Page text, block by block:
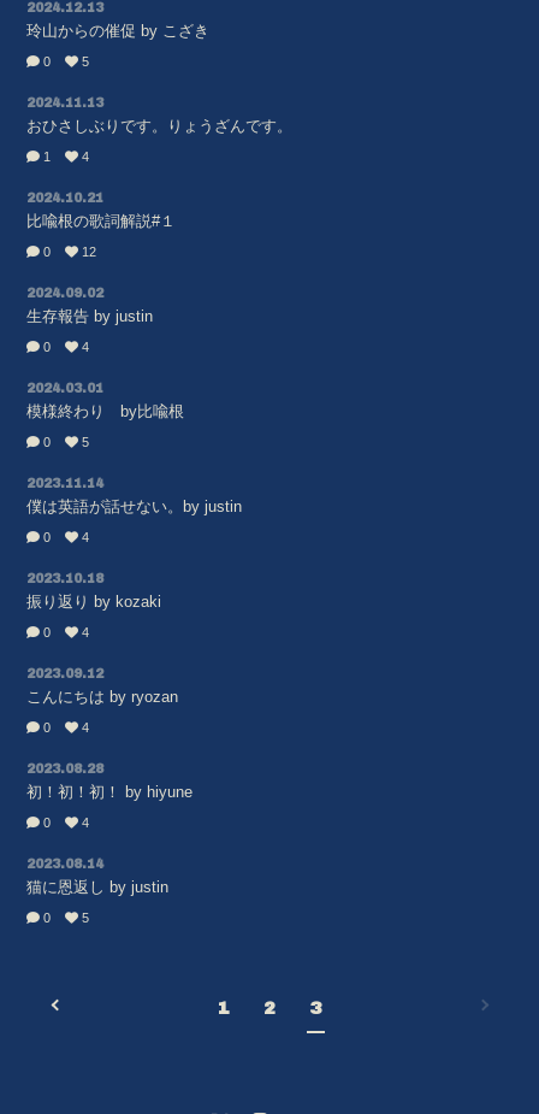
2024.12.13
玲山からの催促 by こざき
0 5
2024.11.13
おひさしぶりです。りょうざんです。
1 4
2024.10.21
比喩根の歌詞解説#１
0 12
2024.09.02
生存報告 by justin
0 4
2024.03.01
模様終わり by比喩根
0 5
2023.11.14
僕は英語が話せない。by justin
0 4
2023.10.18
振り返り by kozaki
0 4
2023.09.12
こんにちは by ryozan
0 4
2023.08.28
初！初！初！ by hiyune
0 4
2023.08.14
猫に恩返し by justin
0 5
1 2 3